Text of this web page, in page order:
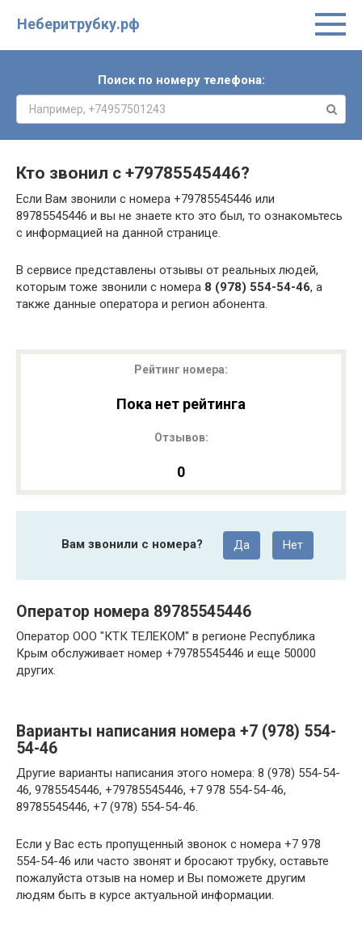
Неберитрубку.рф
Поиск по номеру телефона:
Кто звонил с +79785545446?
Если Вам звонили с номера +79785545446 или
89785545446 и вы не знаете кто это был, то ознакомьтесь
с информацией на данной странице.
В сервисе представлены отзывы от реальных людей,
которым тоже звонили с номера 8 (978) 554-54-46, а
также данные оператора и регион абонента.
Рейтинг номера:
Пока нет рейтинга
Отзывов:
0
Вам звонили с номера? Да Нет
Оператор номера 89785545446
Оператор ООО "КТК ТЕЛЕКОМ" в регионе Республика
Крым обслуживает номер +79785545446 и еще 50000
других.
Варианты написания номера +7 (978) 554-
54-46
Другие варианты написания этого номера: 8 (978) 554-54-
46, 9785545446, +79785545446, +7 978 554-54-46,
89785545446, +7 (978) 554-54-46.
Если у Вас есть пропущенный звонок с номера +7 978
554-54-46 или часто звонят и бросают трубку, оставьте
пожалуйста отзыв на номер и Вы поможете другим
людям быть в курсе актуальной информации.